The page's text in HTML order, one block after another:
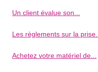
Un client évalue son...
Les règlements sur la prise...
Achetez votre matériel de...